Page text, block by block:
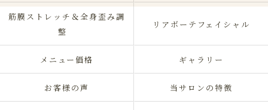
筋膜ストレッチ＆全身歪み調
整
リアボーテフェイシャル
メニュー価格 ギャラリー
お客様の声 当サロンの特徴